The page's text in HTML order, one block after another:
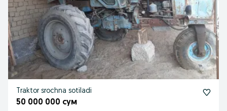
Traktor srochna sotiladi
50 000 000 сум